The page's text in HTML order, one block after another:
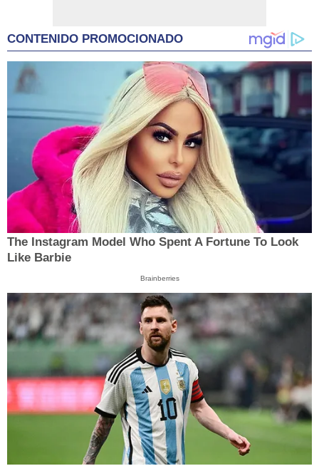
CONTENIDO PROMOCIONADO
The Instagram Model Who Spent A Fortune To Look
Like Barbie
Brainberries